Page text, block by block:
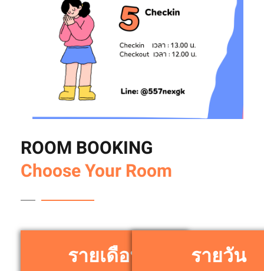
ROOM BOOKING
Choose Your Room
รายเดือน รายวัน